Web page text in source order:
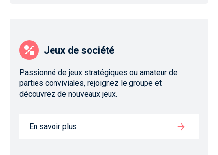
Jeux de société
Passionné de jeux stratégiques ou amateur de
parties conviviales, rejoignez le groupe et
découvrez de nouveaux jeux.
En savoir plus